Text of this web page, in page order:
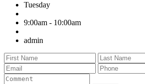
Tuesday
9:00am - 10:00am
admin